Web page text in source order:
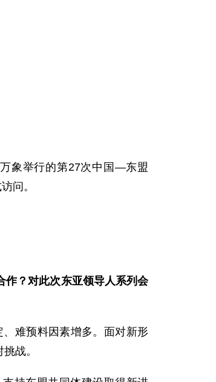
象举行的第27次中国—东盟
问。
作？对此次东亚领导人系列会
难预料因素增多。面对新形
战。